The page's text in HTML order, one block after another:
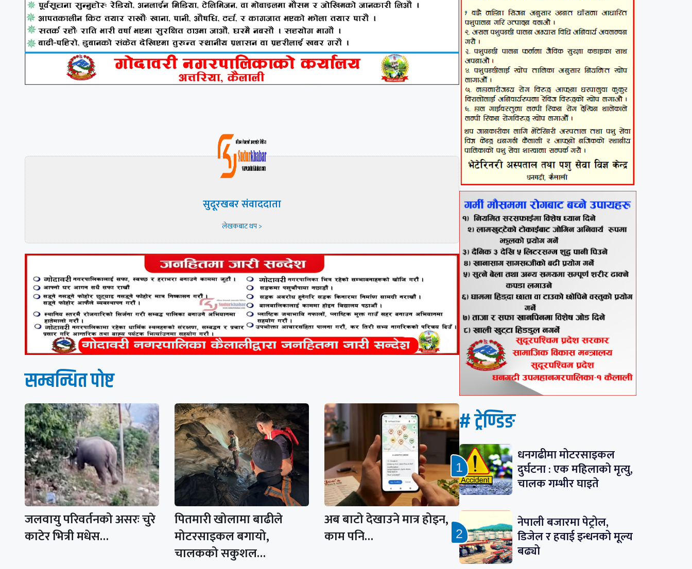
सुदूरखबर संवाददाता
लेखकबाट थप >
सम्बन्धित पाेष्ट
जलवायु परिवर्तनको असरः चुरे
काटेर भित्री मधेस…
पितमारी खोलामा बाढीले
मोटरसाइकल बगायो,
चालकको सकुशल…
अब बाटो देखाउने मात्र होइन,
काम पनि…
# ट्रेण्डिङ
धनगढीमा मोटरसाइकल
दुर्घटना : एक महिलाको मृत्यु,
चालक गम्भीर घाइते
नेपाली बजारमा पेट्रोल,
डिजेल र हवाई इन्धनको मूल्य
बढ्यो